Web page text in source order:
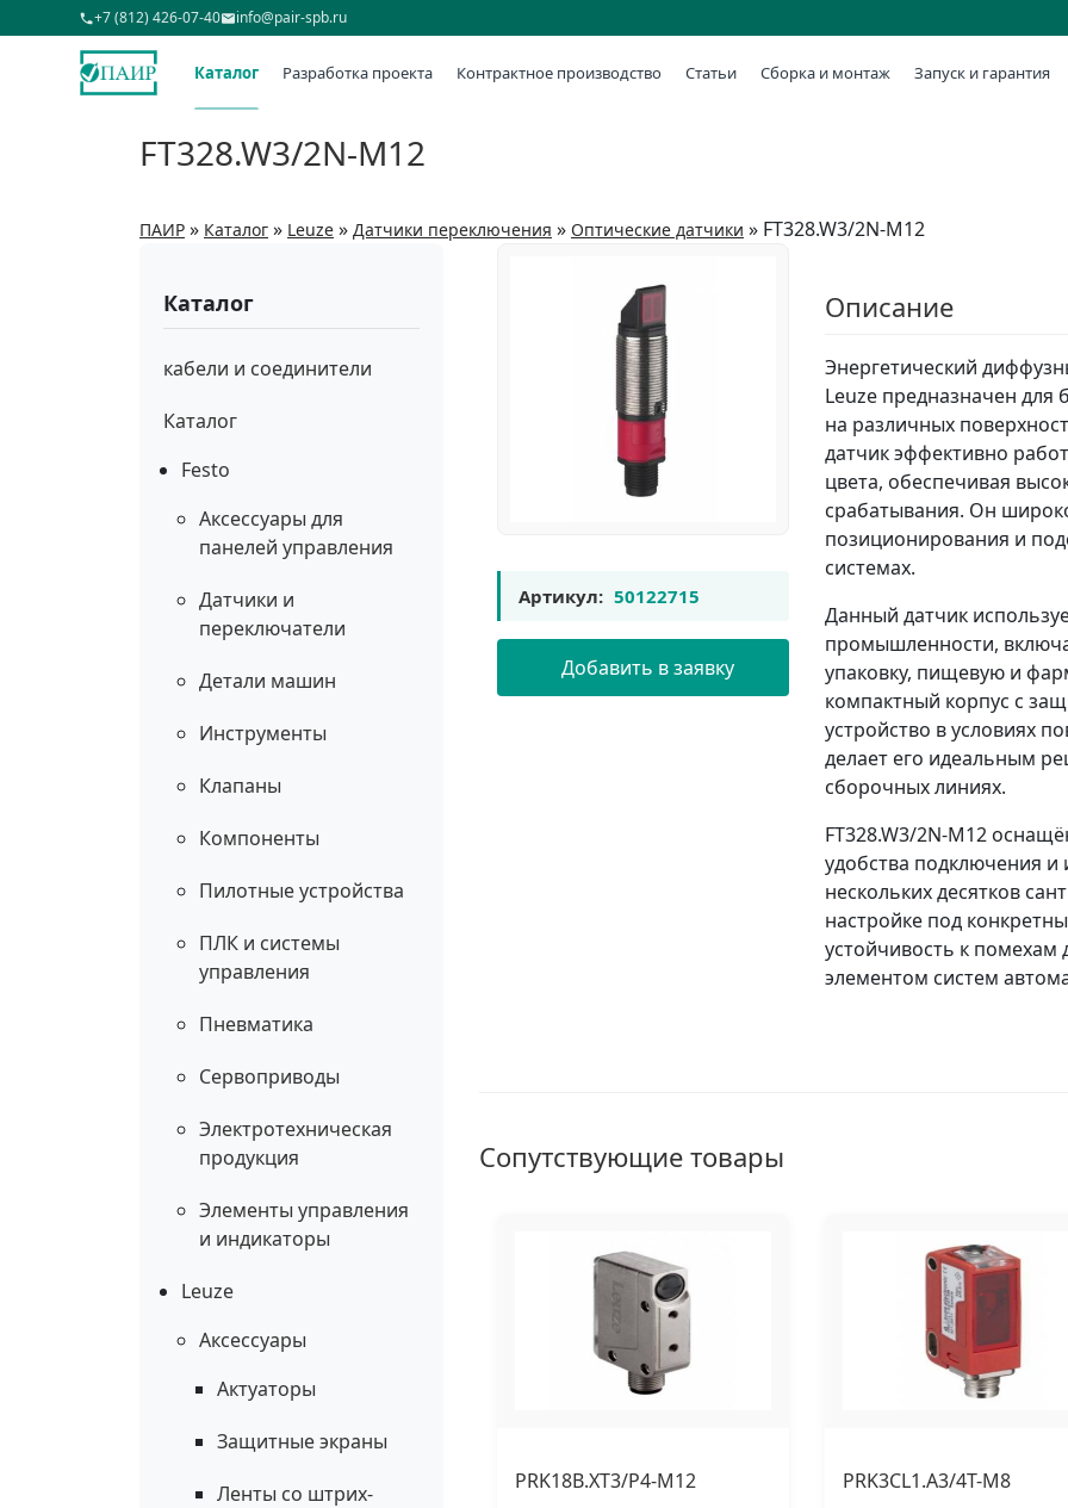
+7 (812) 426-07-40 info@pair-spb.ru
Каталог Разработка проекта Контрактное производство Статьи Сборка и монтаж Запуск и гарантия
FT328.W3/2N-M12
ПАИР » Каталог » Leuze » Датчики переключения » Оптические датчики » FT328.W3/2N-M12
Каталог
кабели и соединители
Каталог
Festo
Аксессуары для
панелей управления
Датчики и
переключатели
Детали машин
Инструменты
Клапаны
Компоненты
Пилотные устройства
ПЛК и системы
управления
Пневматика
Сервоприводы
Электротехническая
продукция
Элементы управления
и индикаторы
Leuze
Аксессуары
Актуаторы
Защитные экраны
Ленты со штрих-
Артикул: 50122715
Добавить в заявку
Описание
Энергетический
Leuze предназначен для
на различных
датчик эффективно
цвета, обеспечивая
срабатывания. Он
позиционирования и
системах.
Данный датчик
промышленности,
упаковку, пищевую и
компактный корпус с
устройство в условиях
делает его идеальным
сборочных линиях.
FT328.W3/2N-M12
удобства подключения и
нескольких десятков
настройке под
устойчивость к
элементом систем
Сопутствующие товары
PRK18B.XT3/P4-M12 PRK3CL1.A3/4T-M8